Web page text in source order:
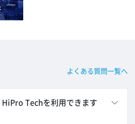
よくある質問一覧へ
Techを利用できます